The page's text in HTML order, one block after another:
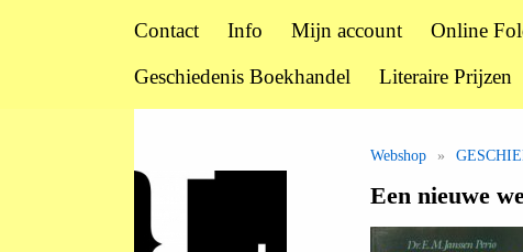
Contact
Info Mijn account Online
Geschiedenis Boekhandel
Literaire Prijzen
Webshop »
Een nieuwe